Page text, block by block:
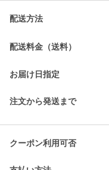
配送方法
配送料金（送料）
お届け日指定
注文から発送まで
クーポン利用可否